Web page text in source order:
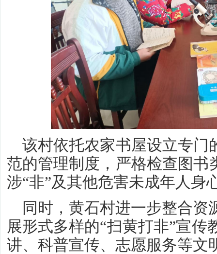
该村依托农家书屋设立专门
范的管理制度，严格检查图书
涉“非”及其他危害未成年人身
同时，黄石村进一步整合
展形式多样的“扫黄打非”宣
讲、科普宣传、志愿服务等文